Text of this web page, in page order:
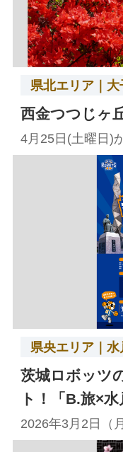
県北エリア｜大
西金つつじヶ
4月25日(土曜日)
県央エリア｜水
茨城ロボッツ
ト！「B.旅×
2026年3月2日（